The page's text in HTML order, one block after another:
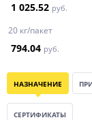
1 025.52 руб.
20 кг/пакет
794.04 руб.
НАЗНАЧЕНИЕ
СЕРТИФИКАТЫ